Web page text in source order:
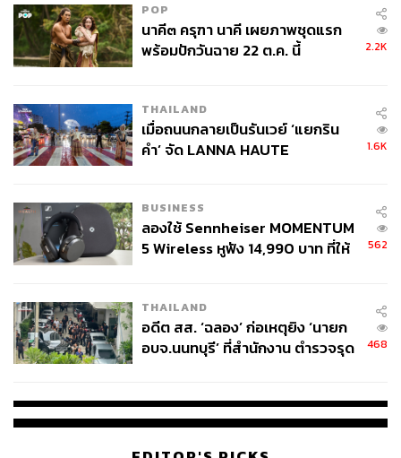
POP
นาคี๓ ครุฑา นาคี เผยภาพชุดแรก
พร้อมปักวันฉาย 22 ต.ค. นี้
2.2K
THAILAND
เมื่อถนนกลายเป็นรันเวย์ ‘แยกริน
คำ’ จัด LANNA HAUTE
1.6K
BUSINESS
ลองใช้ Sennheiser MOMENTUM
5 Wireless หูฟัง 14,990 บาท ที่ให้
562
THAILAND
อดีต สส. ‘ฉลอง’ ก่อเหตุยิง ‘นายก
อบจ.นนทบุรี’ ที่สำนักงาน ตำรวจรุด
468